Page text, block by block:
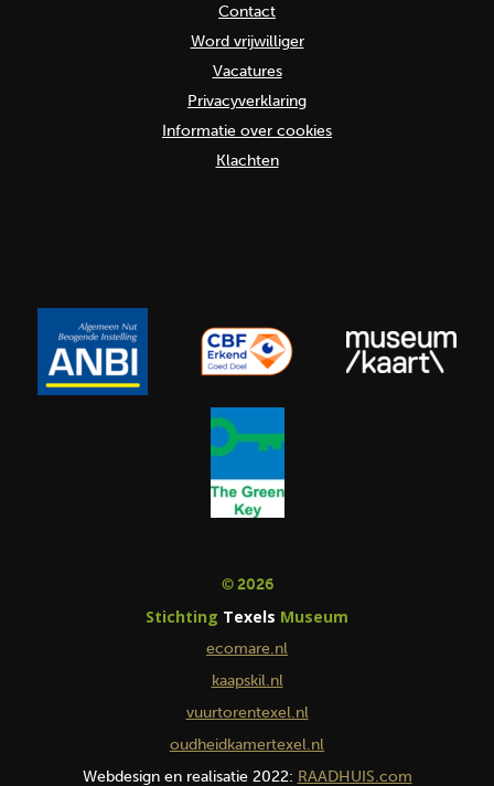
Contact
Word vrijwilliger
Vacatures
Privacyverklaring
Informatie over cookies
Klachten
© 2026
Stichting Texels Museum
ecomare.nl
kaapskil.nl
vuurtorentexel.nl
oudheidkamertexel.nl
Webdesign en realisatie 2022: RAADHUIS.com